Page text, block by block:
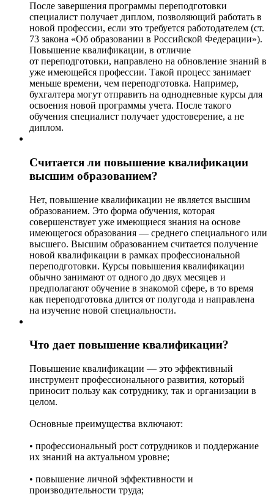
После завершения программы переподготовки
специалист получает диплом, позволяющий работать в
новой профессии, если это требуется работодателем (ст.
73 закона «Об образовании в Российской Федерации»).
Повышение квалификации, в отличие
от переподготовки, направлено на обновление знаний в
уже имеющейся профессии. Такой процесс занимает
меньше времени, чем переподготовка. Например,
бухгалтера могут отправить на однодневные курсы для
освоения новой программы учета. После такого
обучения специалист получает удостоверение, а не
диплом.
Считается ли повышение квалификации
высшим образованием?
Нет, повышение квалификации не является высшим
образованием. Это форма обучения, которая
совершенствует уже имеющиеся знания на основе
имеющегося образования — среднего специального или
высшего. Высшим образованием считается получение
новой квалификации в рамках профессиональной
переподготовки. Курсы повышения квалификации
обычно занимают от одного до двух месяцев и
предполагают обучение в знакомой сфере, в то время
как переподготовка длится от полугода и направлена
на изучение новой специальности.
Что дает повышение квалификации?
Повышение квалификации — это эффективный
инструмент профессионального развития, который
приносит пользу как сотруднику, так и организации в
целом.
Основные преимущества включают:
• профессиональный рост сотрудников и поддержание
их знаний на актуальном уровне;
• повышение личной эффективности и
производительности труда;